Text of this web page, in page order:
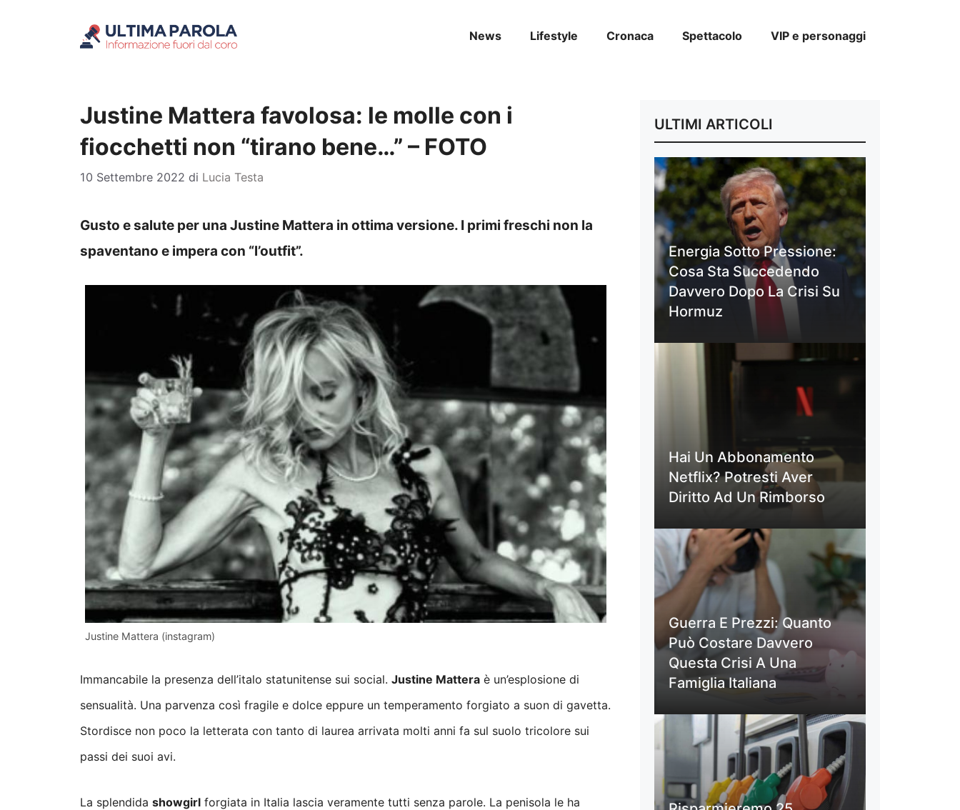
News Lifestyle Cronaca Spettacolo VIP e personaggi
Justine Mattera favolosa: le molle con i
fiocchetti non “tirano bene…” – FOTO
10 Settembre 2022 di Lucia Testa
Gusto e salute per una Justine Mattera in ottima versione. I primi freschi non la
spaventano e impera con “l’outfit”.
Justine Mattera (instagram)
Immancabile la presenza dell’italo statunitense sui social. Justine Mattera è un’esplosione di
sensualità. Una parvenza così fragile e dolce eppure un temperamento forgiato a suon di gavetta.
Stordisce non poco la letterata con tanto di laurea arrivata molti anni fa sul suolo tricolore sui
passi dei suoi avi.
La splendida showgirl forgiata in Italia lascia veramente tutti senza parole. La penisola le ha
ULTIMI ARTICOLI
Energia Sotto Pressione:
Cosa Sta Succedendo
Davvero Dopo La Crisi Su
Hormuz
Hai Un Abbonamento
Netflix? Potresti Aver
Diritto Ad Un Rimborso
Guerra E Prezzi: Quanto
Può Costare Davvero
Questa Crisi A Una
Famiglia Italiana